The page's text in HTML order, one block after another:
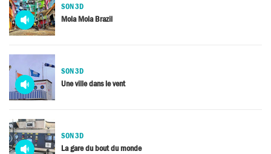
Media
audio
SON 3D
Mola Mola Brazil
Media
audio
SON 3D
Une ville dans le vent
Media
SON 3D
La gare du bout du monde